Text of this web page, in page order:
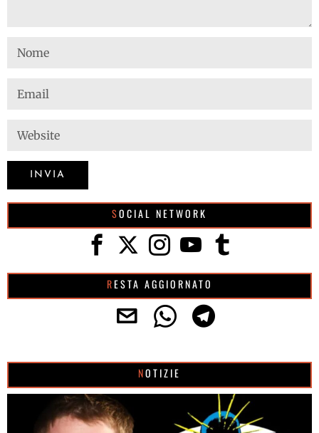
SOCIAL NETWORK
RESTA AGGIORNATO
NOTIZIE